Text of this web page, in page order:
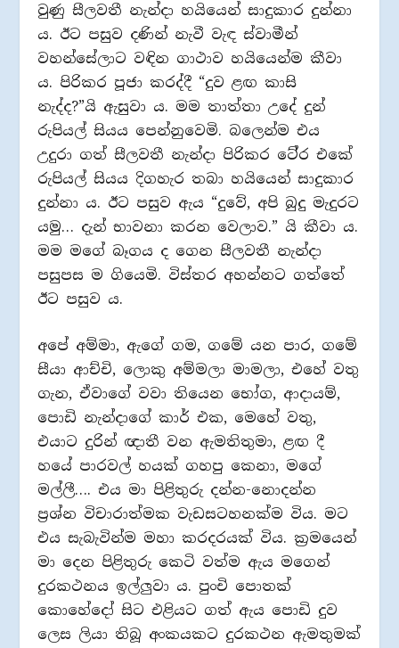
වුණු සීලවතී නැන්දා හයියෙන් සාදුකාර දුන්නා
ය. ඊට පසුව දණින් නැවී වැඳ ස්වාමීන්
වහන්සේලාට වඳින ගාථාව හයියෙන්ම කීවා
ය. පිරිකර පූජා කරද්දී “දුව ළඟ කාසි
නැද්ද?”යි ඇසුවා ය. මම තාත්තා උදේ දුන්
රුපියල් සියය පෙන්නුවෙමි. බලෙන්ම එය
උදුරා ගත් සීලවතී නැන්දා පිරිකර ටේ්‍ර එකේ
රුපියල් සියය දිගහැර තබා හයියෙන් සාදුකාර
දුන්නා ය. ඊට පසුව ඇය “දුවේ, අපි බුදු මැදුරට
යමු… දැන් භාවනා කරන වෙලාව.” යි කීවා ය.
මම මගේ බෑගය ද ගෙන සීලවතී නැන්දා
පසුපස ම ගියෙමි. විස්තර අහන්නට ගත්තේ
ඊට පසුව ය.
අපේ අම්මා, ඇගේ ගම, ගමේ යන පාර, ගමේ
සීයා ආච්චි, ලොකු අම්මලා මාමලා, එහේ වතු
ගැන, ඒවාගේ වවා තියෙන භෝග, ආදායම්,
පොඩි නැන්දාගේ කාර් එක, මෙහේ වතු,
එයාට දුරින් ඥාතී වන ඇමතිතුමා, ළඟ දී
හයේ පාරවල් හයක් ගහපු කෙනා, මගේ
මල්ලී…. එය මා පිළිතුරු දන්න-නොදන්න
ප්‍රශ්න විචාරාත්මක වැඩසටහනක්ම විය. මට
එය සැබැවින්ම මහා කරදරයක් විය. ක්‍රමයෙන්
මා දෙන පිළිතුරු කෙටි වත්ම ඇය මගෙන්
දුරකථනය ඉල්ලුවා ය. පුංචි පොතක්
කොහේදෝ සිට එළියට ගත් ඇය පොඩි දුව
ලෙස ලියා තිබූ අංකයකට දුරකථන ඇමතුමක්